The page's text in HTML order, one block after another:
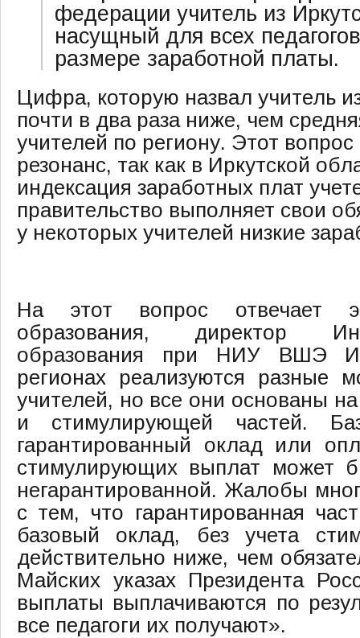
федерации учитель из
насущный для всех
размере заработной платы.
Цифра, которую назвал учитель
почти в два раза ниже, чем
учителей по региону. Этот
резонанс, так как в Иркутской
индексация заработных плат
правительство выполняет свои
у некоторых учителей низкие
На этот вопрос отвечает
образования, директор
образования при НИУ ВШЭ
регионах реализуются разные
учителей, но все они основаны
и стимулирующей частей.
гарантированный оклад или
стимулирующих выплат может
негарантированной. Жалобы
с тем, что гарантированная
базовый оклад, без учета
действительно ниже, чем
Майских указах Президента
выплаты выплачиваются по
все педагоги их получают».